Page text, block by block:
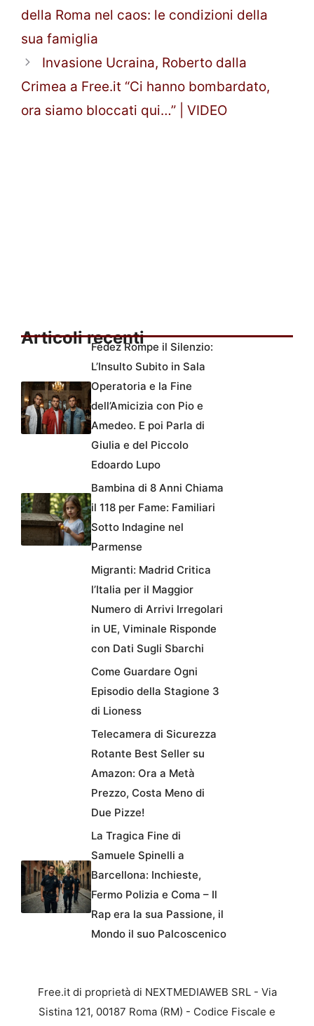
della Roma nel caos: le condizioni della
sua famiglia
Invasione Ucraina, Roberto dalla
Crimea a Free.it “Ci hanno bombardato,
ora siamo bloccati qui…” | VIDEO
Articoli recentiFedez Rompe il Silenzio:
L’Insulto Subito in Sala
Operatoria e la Fine
dell’Amicizia con Pio e
Amedeo. E poi Parla di
Giulia e del Piccolo
Edoardo Lupo
Bambina di 8 Anni Chiama
il 118 per Fame: Familiari
Sotto Indagine nel
Parmense
Migranti: Madrid Critica
l’Italia per il Maggior
Numero di Arrivi Irregolari
in UE, Viminale Risponde
con Dati Sugli Sbarchi
Come Guardare Ogni
Episodio della Stagione 3
di Lioness
Telecamera di Sicurezza
Rotante Best Seller su
Amazon: Ora a Metà
Prezzo, Costa Meno di
Due Pizze!
La Tragica Fine di
Samuele Spinelli a
Barcellona: Inchieste,
Fermo Polizia e Coma – Il
Rap era la sua Passione, il
Mondo il suo Palcoscenico
Free.it di proprietà di NEXTMEDIAWEB SRL - Via
Sistina 121, 00187 Roma (RM) - Codice Fiscale e